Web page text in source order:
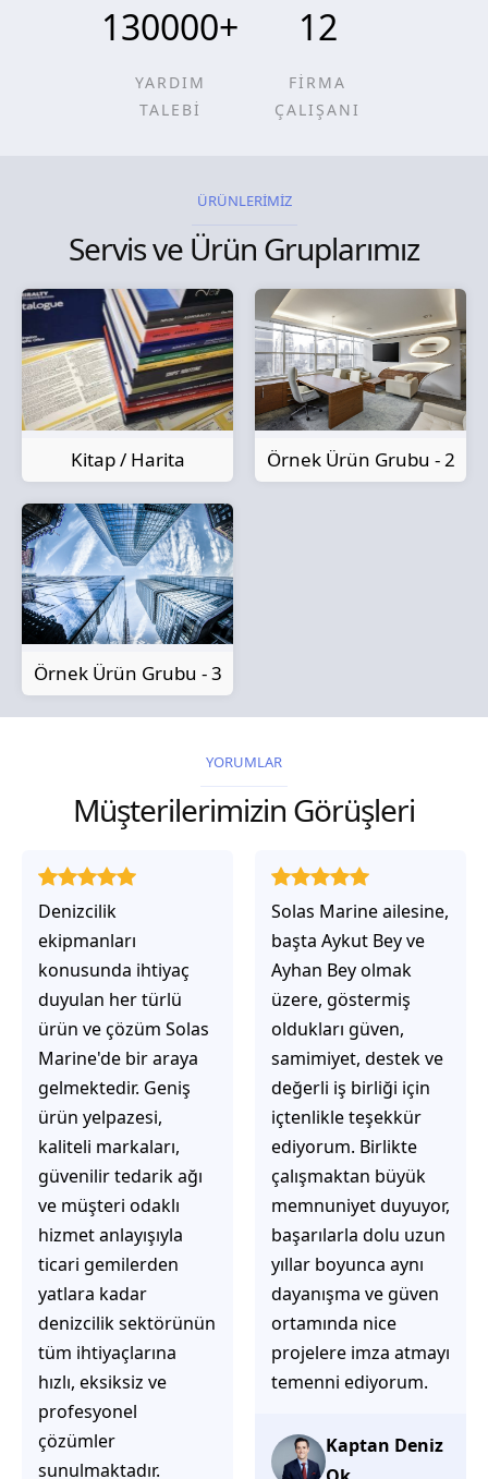
130000+
YARDIM
TALEBİ
12
FİRMA
ÇALIŞANI
ÜRÜNLERİMİZ
Servis ve Ürün Gruplarımız
Kitap / Harita Örnek Ürün Grubu - 2
Örnek Ürün Grubu - 3
YORUMLAR
Müşterilerimizin Görüşleri
Solas Marine ailesine,
başta Aykut Bey ve
Ayhan Bey olmak
üzere, göstermiş
oldukları güven,
samimiyet, destek ve
değerli iş birliği için
içtenlikle teşekkür
ediyorum. Birlikte
çalışmaktan büyük
memnuniyet duyuyor,
başarılarla dolu uzun
yıllar boyunca aynı
dayanışma ve güven
ortamında nice
projelere imza atmayı
temenni ediyorum.
Kaptan Deniz
Solas Marine ile
çalıştığınızda,
işlerinin gerçekten
çözüm üretmeye
odaklı olduğunu
hemen fark
ediyorsunuz.
İhtiyaçlarınıza hızlı ve
doğru çözümler
sunmaya çalışıyorlar.
Müşteri
memnuniyetini ön
planda tutan
yaklaşımları, ilgili
iletişimleri ve
güvenilir hizmet
anlayışları sayesinde
başarılı bir ekip
olduklarını